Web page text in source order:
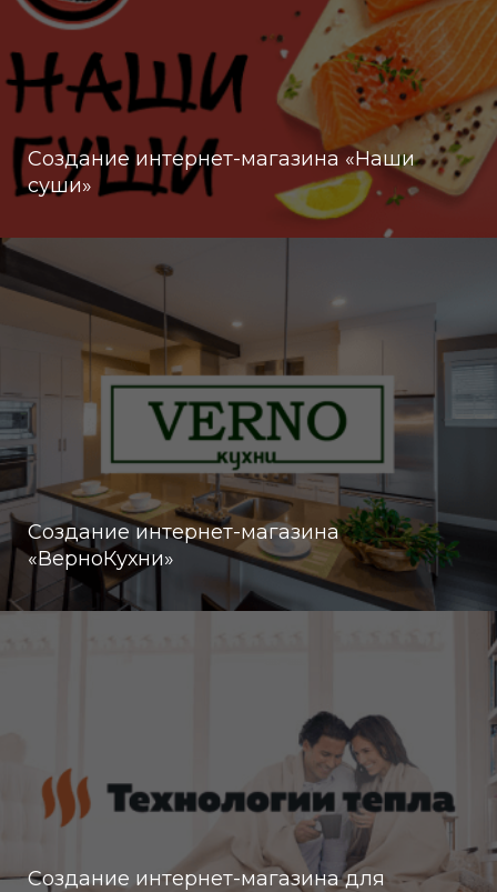
Создание интернет-магазина «Наши
суши»
Создание интернет-магазина
«ВерноКухни»
Создание интернет-магазина для